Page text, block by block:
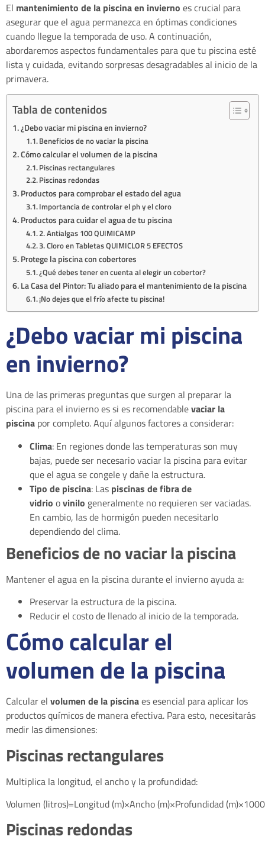
El mantenimiento de la piscina en invierno es crucial para
asegurar que el agua permanezca en óptimas condiciones
cuando llegue la temporada de uso. A continuación,
abordaremos aspectos fundamentales para que tu piscina esté
lista y cuidada, evitando sorpresas desagradables al inicio de la
primavera.
Tabla de contenidos
¿Debo vaciar mi piscina en invierno?
Beneficios de no vaciar la piscina
Cómo calcular el volumen de la piscina
Piscinas rectangulares
Piscinas redondas
Productos para comprobar el estado del agua
Importancia de controlar el ph y el cloro
Productos para cuidar el agua de tu piscina
2. Antialgas 100 QUIMICAMP
3. Cloro en Tabletas QUIMICLOR 5 EFECTOS
Protege la piscina con cobertores
¿Qué debes tener en cuenta al elegir un cobertor?
La Casa del Pintor: Tu aliado para el mantenimiento de la piscina
¡No dejes que el frío afecte tu piscina!
¿Debo vaciar mi piscina
en invierno?
Una de las primeras preguntas que surgen al preparar la
piscina para el invierno es si es recomendablevaciar la
piscina por completo. Aquí algunos factores a considerar:
Clima: En regiones donde las temperaturas son muy
bajas, puede ser necesario vaciar la piscina para evitar
que el agua se congele y dañe la estructura.
Tipo de piscina: Las piscinas de fibra de
vidrio ovinilo generalmente no requieren ser vaciadas.
En cambio, las de hormigón pueden necesitarlo
dependiendo del clima.
Beneficios de no vaciar la piscina
Mantener el agua en la piscina durante el invierno ayuda a:
Preservar la estructura de la piscina.
Reducir el costo de llenado al inicio de la temporada.
Cómo calcular el
volumen de la piscina
Calcular el volumen de la piscinaes esencial para aplicar los
productos químicos de manera efectiva. Para esto, necesitarás
medir las dimensiones:
Piscinas rectangulares
Multiplica la longitud, el ancho y la profundidad:
Volumen (litros)=Longitud (m)×Ancho (m)×Profundidad (m)×1000
Piscinasredondas